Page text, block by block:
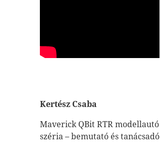
Kertész Csaba
Maverick QBit RTR modellautó
széria – bemutató és tanácsadó